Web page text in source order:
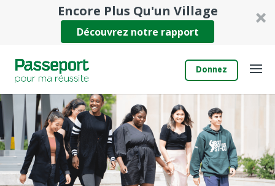
Encore Plus Qu'un Village
Découvrez notre rapport
Donnez